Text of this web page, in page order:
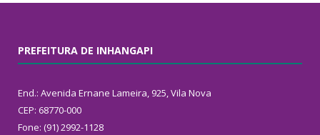
PREFEITURA DE INHANGAPI
End.: Avenida Ernane Lameira, 925, Vila Nova
CEP: 68770-000
Fone: (91) 2992-1128